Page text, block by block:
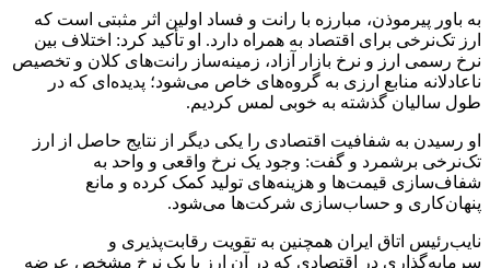
به باور پیرموذن، مبارزه با رانت و فساد اولین اثر مثبتی است که
ارز تک‌نرخی برای اقتصاد به همراه دارد. او تأکید کرد: اختلاف بین
نرخ رسمی ارز و نرخ بازار آزاد، زمینه‌ساز رانت‌های کلان و تخصیص
ناعادلانه منابع ارزی به گروه‌های خاص می‌شود؛ پدیده‌ای که در
طول سالیان گذشته به خوبی لمس کردیم.
او رسیدن به شفافیت اقتصادی را یکی دیگر از نتایج حاصل از ارز
تک‌نرخی برشمرد و گفت: وجود یک نرخ واقعی و واحد به
شفاف‌سازی قیمت‌ها و هزینه‌های تولید کمک کرده و مانع
پنهان‌کاری و حساب‌سازی شرکت‌ها می‌شود.
نایب‌رئیس اتاق ایران همچنین به تقویت رقابت‌پذیری و
سرمایه‌گذاری در اقتصادی که در آن ارز با یک نرخ مشخص عرضه